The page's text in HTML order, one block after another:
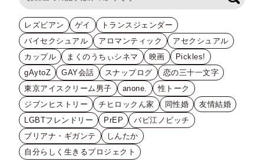
レズビアン ゲイ
トランスジェンダー
バイセクシュアル
アロマンティック
アセクシュアル
カップル
まくのうちぃシネマ 映画
Pickles!
gAytoZ
GAY会話 スナップログ
恋の三十一文字
東京アイスクリーム男子
anone.
性トーク
ジブンヒストリー
チヒロックん家 同性婚
友情結婚
LGBTフレンドリー
PrEP
バビ江ノビッチ
ブリアナ・ギガンテ
しんたか
自分らしく生きるプロジェクト